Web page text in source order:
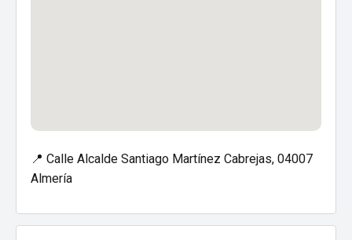
📍 Calle Alcalde Santiago Martínez Cabrejas, 04007
Almería